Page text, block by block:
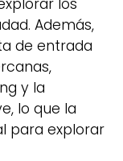
los
Además,
de entrada
y la
lo que la
para explorar